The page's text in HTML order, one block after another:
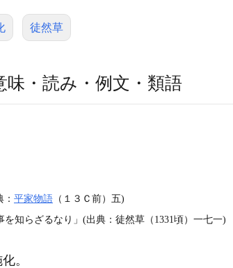
徒然草
味・読み・例文・類語
平家物語 （１３Ｃ前）五)
知らざるなり」(出典：徒然草（1331頃）一七一)
。